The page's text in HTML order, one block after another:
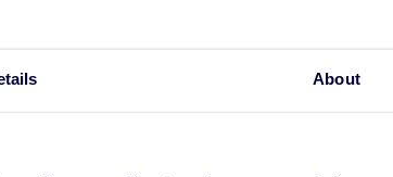
About
Unsere Plattform arbeitet mit der größten
Branche zusammen, um die Sichtbarkeit